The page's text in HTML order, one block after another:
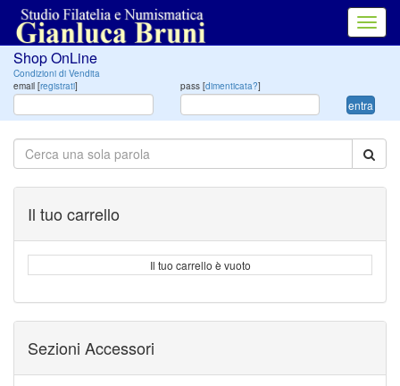
Shop OnLine
Condizioni di Vendita
email [registrati] pass [dimenticata?]
entra
Il tuo carrello
Il tuo carrello è vuoto
Sezioni Accessori